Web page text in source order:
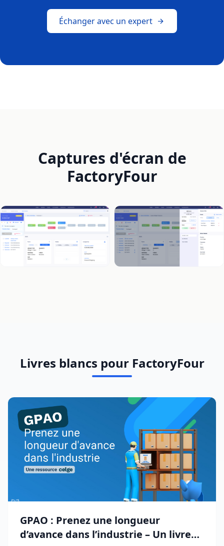
Échanger avec un expert
Captures d'écran de
FactoryFour
Livres blancs pour FactoryFour
GPAO : Prenez une longueur
d’avance dans l’industrie – Un livre